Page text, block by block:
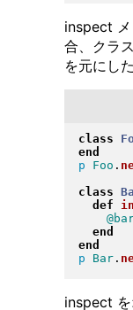
inspect メ
合、クラ
を元にし
class
end
p
Foo .
class
def
end
end
p
Bar.
inspect を